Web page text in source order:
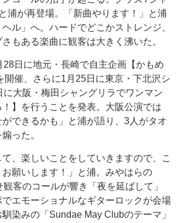
浦が再登場。「新曲やります！」と浦
ル」へ。ハードでどこかストレンジ、
もある楽曲に観客は大きく沸いた。
日に地元・長崎で自主企画【かもめ
開催、さらに1月25日に東京・下北沢シ
に大阪・梅田シャングリラでワンマン
！】を行うことを発表。大阪公演では
ができるかも」と浦が語り、3人がタオ
った。
、楽しいことをしていきますので、こ
願いします！」と浦。みやはらの
観客のコールが響き「夜を延ばして」
エモーショナルなギターロックが会場
染みの「Sundae May Clubのテーマ」